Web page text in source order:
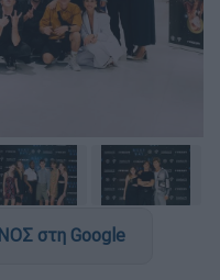
στη Google